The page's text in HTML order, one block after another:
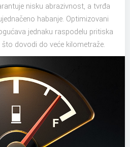
nisku abrazivnost, a tvrđa
habanje. Optimizovani
jednaku raspodelu pritiska
dovodi do veće kilometraže.